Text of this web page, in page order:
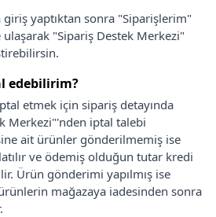
giriş yaptıktan sonra "Siparişlerim"
"Sipariş Destek Merkezi"
edebilirim?
etmek için sipariş detayında
Merkezi"'nden iptal talebi
ait ürünler gönderilmemiş ise
ve ödemiş olduğun tutar kredi
Ürün gönderimi yapılmış ise
mağazaya iadesinden sonra